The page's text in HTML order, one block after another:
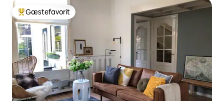
Bedste gæstefavorit
Gæstefavorit